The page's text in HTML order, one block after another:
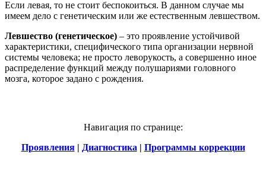
Если левая, то не стоит беспокоиться. В данном случае мы
имеем дело с генетическим или же естественным левшеством.
Левшество (генетическое) – это проявление устойчивой
характеристики, специфического типа организации нервной
системы человека; не просто леворукость, а совершенно иное
распределение функций между полушариями головного
мозга, которое задано с рождения.
Навигация по странице:
Проявления| Диагностика | Программы коррекции